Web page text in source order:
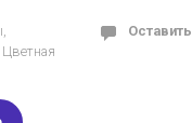
,
Цветная